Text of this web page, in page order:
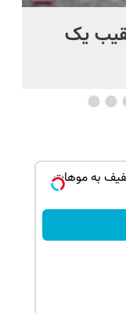
یک
با ۴۵٪ تخفیف به موهات